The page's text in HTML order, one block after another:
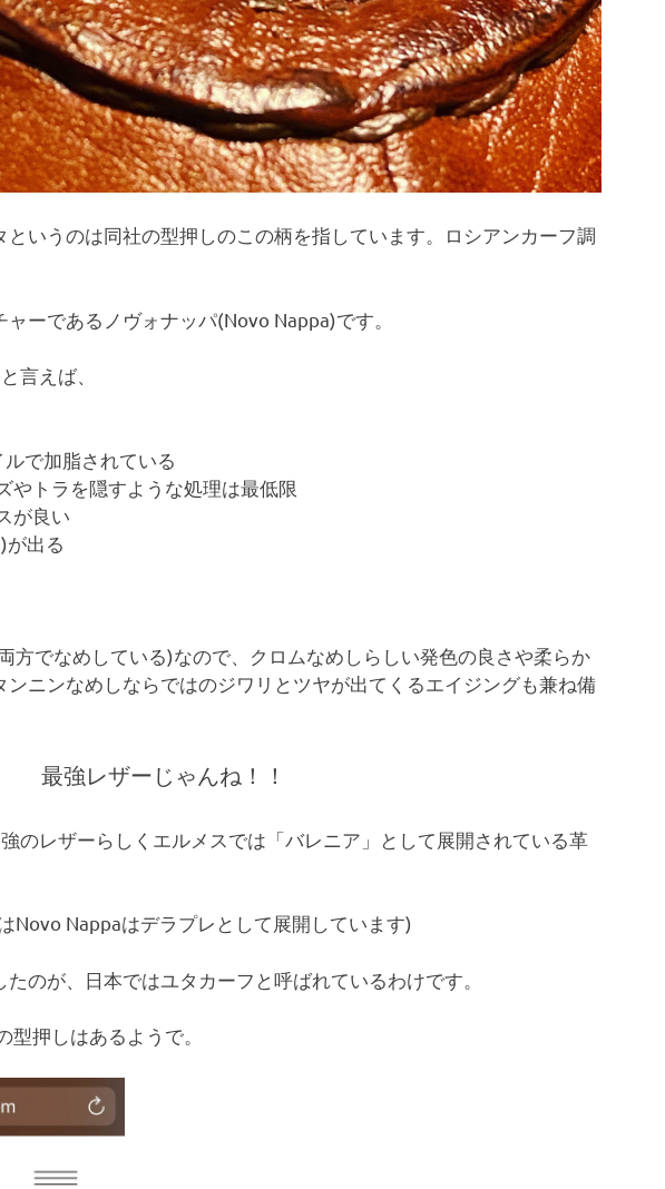
いうのは同社の型押しのこの柄を指しています。ロシアンカーフ調
ーであるノヴォナッパ(Novo Nappa)です。
言えば、
で加脂されている
やトラを隠すような処理は最低限
が良い
が出る
方でなめしている)なので、クロムなめしらしい発色の良さや柔らか
ニンなめしならではのジワリとツヤが出てくるエイジングも兼ね備
最強レザーじゃんね！！
のレザーらしくエルメスでは「バレニア」として展開されている革
Novo Nappaはデラプレとして展開しています)
のが、日本ではユタカーフと呼ばれているわけです。
押しはあるようで。